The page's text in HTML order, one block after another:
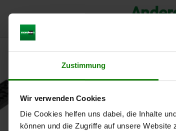
Zustimmung
Wir verwenden Cookies
Die Cookies helfen uns dabei, die Inhalte
können und die Zugriffe auf unsere
Schutzschläuche